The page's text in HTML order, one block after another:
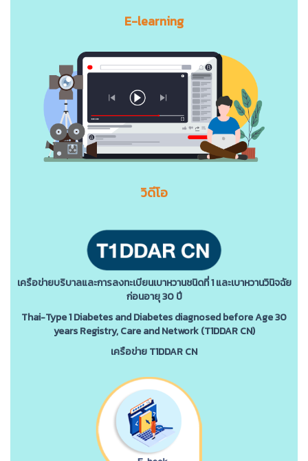
E-learning
วิดีโอ
เครือข่ายบริบาลและการลงทะเบียนเบาหวานชนิดที่ 1 และเบาหวานวินิจฉัย
ก่อนอายุ 30 ปี
Thai-Type 1 Diabetes and Diabetes diagnosed before Age 30
years Registry, Care and Network (T1DDAR CN)
เครือข่าย T1DDAR CN